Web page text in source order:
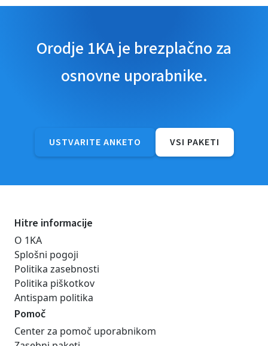
Orodje 1KA je brezplačno za
osnovne uporabnike.
USTVARITE ANKETO VSI PAKETI
Hitre informacije
O 1KA
Splošni pogoji
Politika zasebnosti
Politika piškotkov
Antispam politika
Pomoč
Center za pomoč uporabnikom